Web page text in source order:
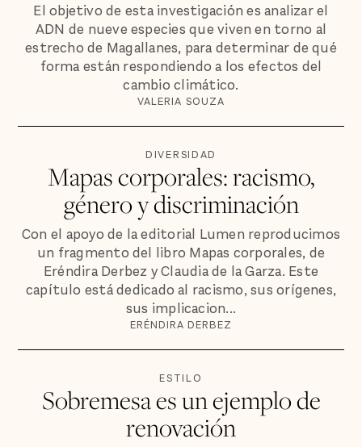
El objetivo de esta investigación es analizar el
ADN de nueve especies que viven en torno al
estrecho de Magallanes, para determinar de qué
forma están respondiendo a los efectos del
cambio climático.
VALERIA SOUZA
DIVERSIDAD
Mapas corporales: racismo,
género y discriminación
Con el apoyo de la editorial Lumen reproducimos
un fragmento del libro Mapas corporales, de
Eréndira Derbez y Claudia de la Garza. Este
capítulo está dedicado al racismo, sus orígenes,
sus implicacion...
ERÉNDIRA DERBEZ
ESTILO
Sobremesa es un ejemplo de
renovación